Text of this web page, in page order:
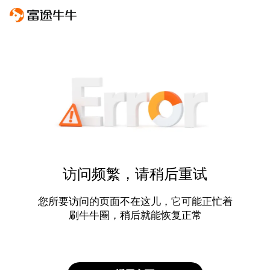
访问频繁，请稍后重试
您所要访问的页面不在这儿，它可能正忙着
刷牛牛圈，稍后就能恢复正常